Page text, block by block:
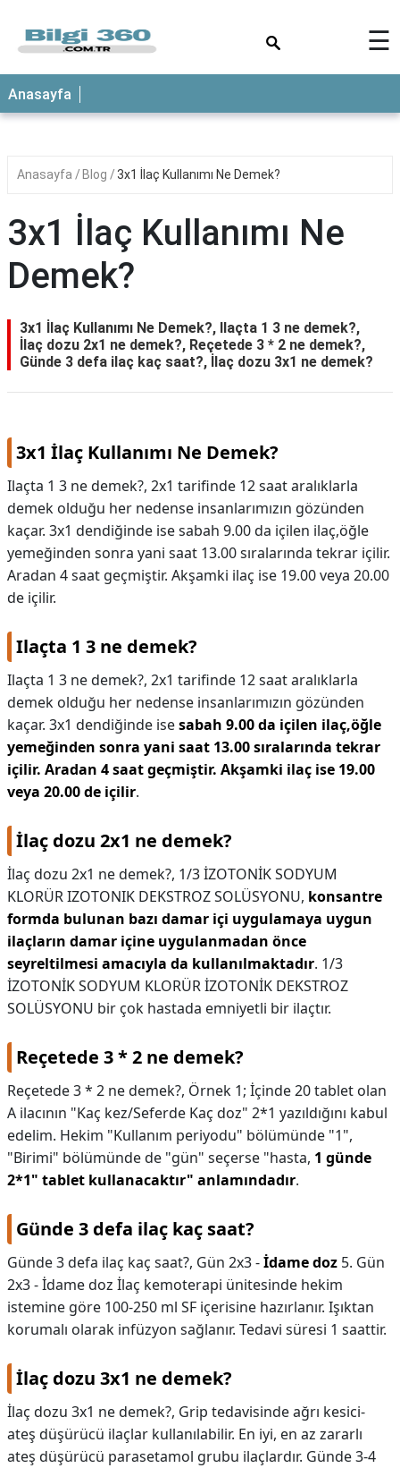
ANASAYFA
☰
Anasayfa
Anasayfa Blog 3x1 İlaç Kullanımı Ne Demek?
3x1 İlaç Kullanımı Ne
Demek?
3x1 İlaç Kullanımı Ne Demek?, Ilaçta 1 3 ne demek?,
İlaç dozu 2x1 ne demek?, Reçetede 3 * 2 ne demek?,
Günde 3 defa ilaç kaç saat?, İlaç dozu 3x1 ne demek?
3x1 İlaç Kullanımı Ne Demek?
Ilaçta 1 3 ne demek?, 2x1 tarifinde 12 saat aralıklarla
demek olduğu her nedense insanlarımızın gözünden
kaçar. 3x1 dendiğinde ise sabah 9.00 da içilen ilaç,öğle
yemeğinden sonra yani saat 13.00 sıralarında tekrar içilir.
Aradan 4 saat geçmiştir. Akşamki ilaç ise 19.00 veya 20.00
de içilir.
Ilaçta 1 3 ne demek?
Ilaçta 1 3 ne demek?, 2x1 tarifinde 12 saat aralıklarla
demek olduğu her nedense insanlarımızın gözünden
kaçar. 3x1 dendiğinde isesabah 9.00 da içilen ilaç,öğle
yemeğinden sonra yani saat 13.00 sıralarında tekrar
içilir. Aradan 4 saat geçmiştir. Akşamki ilaç ise 19.00
veya 20.00 de içilir.
İlaç dozu 2x1 ne demek?
İlaç dozu 2x1 ne demek?, 1/3 İZOTONİK SODYUM
KLORÜR IZOTONIK DEKSTROZ SOLÜSYONU, konsantre
formda bulunan bazı damar içi uygulamaya uygun
ilaçların damar içine uygulanmadan önce
seyreltilmesi amacıyla da kullanılmaktadır. 1/3
İZOTONİK SODYUM KLORÜR İZOTONİK DEKSTROZ
SOLÜSYONU bir çok hastada emniyetli bir ilaçtır.
Reçetede 3 * 2 ne demek?
Reçetede 3 * 2 ne demek?, Örnek 1; İçinde 20 tablet olan
A ilacının "Kaç kez/Seferde Kaç doz" 2*1 yazıldığını kabul
edelim. Hekim "Kullanım periyodu" bölümünde "1",
"Birimi" bölümünde de "gün" seçerse "hasta, 1 günde
2*1" tablet kullanacaktır" anlamındadır.
Günde 3 defa ilaç kaç saat?
Günde 3 defa ilaç kaç saat?, Gün 2x3 -İdame doz 5. Gün
2x3 - İdame doz İlaç kemoterapi ünitesinde hekim
istemine göre 100-250 ml SF içerisine hazırlanır. Işıktan
korumalı olarak infüzyon sağlanır. Tedavi süresi 1 saattir.
İlaç dozu 3x1 ne demek?
İlaç dozu 3x1 ne demek?, Grip tedavisinde ağrı kesici-
ateş düşürücü ilaçlar kullanılabilir. En iyi, en az zararlı
ateş düşürücü parasetamol grubu ilaçlardır. Günde 3-4